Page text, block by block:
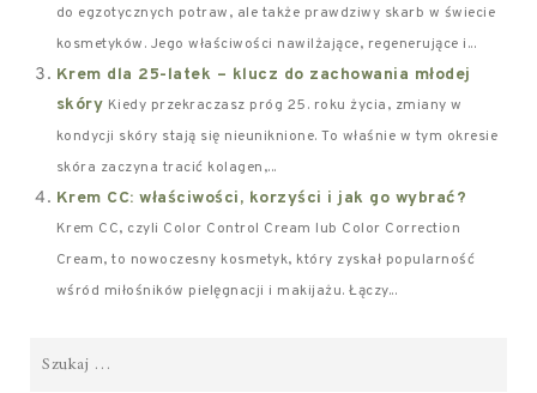
do egzotycznych potraw, ale także prawdziwy skarb w świecie
kosmetyków. Jego właściwości nawilżające, regenerujące i...
Krem dla 25-latek – klucz do zachowania młodej
skóry Kiedy przekraczasz próg 25. roku życia, zmiany w
kondycji skóry stają się nieuniknione. To właśnie w tym okresie
skóra zaczyna tracić kolagen,...
Krem CC: właściwości, korzyści i jak go wybrać?
Krem CC, czyli Color Control Cream lub Color Correction
Cream, to nowoczesny kosmetyk, który zyskał popularność
wśród miłośników pielęgnacji i makijażu. Łączy...